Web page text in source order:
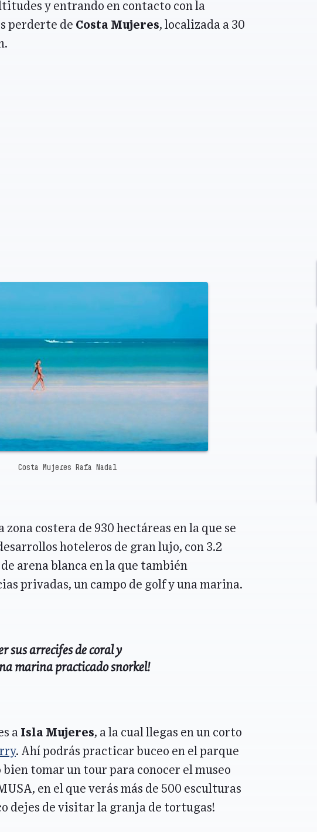
y entrando en contacto con la
perderte de Costa Mujeres, localizada a 30
Costa Mujeres Rafa Nadal
zona costera de 930 hectáreas en la que se
hoteleros de gran lujo, con 3.2
arena blanca en la que también
privadas, un campo de golf y una marina.
sus arrecifes de coral y
marina practicado snorkel!
a Isla Mujeres, a la cual llegas en un corto
. Ahí podrás practicar buceo en el parque
bien tomar un tour para conocer el museo
en el que verás más de 500 esculturas
dejes de visitar la granja de tortugas!